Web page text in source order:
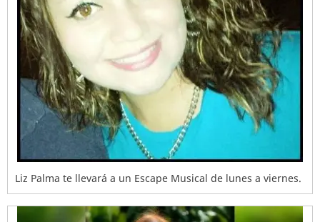
Liz Palma te llevará a un Escape Musical de lunes a viernes.